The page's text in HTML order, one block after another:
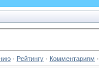
· Рейтингу · Комментариям ·